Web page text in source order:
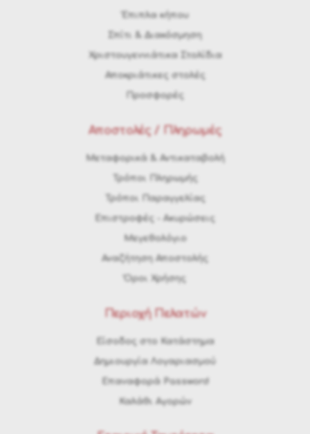
Έπιπλα κήπου
Σπίτι & Διακόσμηση
Χριστουγεννιάτικα Στολίδια
Αποκριάτικες στολές
Προσφορές
Αποστολές / Πληρωμές
Μεταφορικά & Αντικαταβολή
Τρόποι Πληρωμής
Τρόποι Παραγγελίας
Eπιστροφές - Ακυρώσεις
Μεγεθολόγιο
Αναζήτηση Αποστολής
Όροι Χρήσης
Περιοχή Πελατών
Είσοδος στο Κατάστημα
Δημιουργία Λογαριασμού
Επαναφορά Password
Καλάθι Αγορών